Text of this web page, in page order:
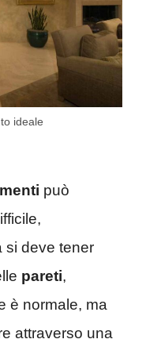
ideale
può
si deve tener
pareti,
è normale, ma
attraverso una